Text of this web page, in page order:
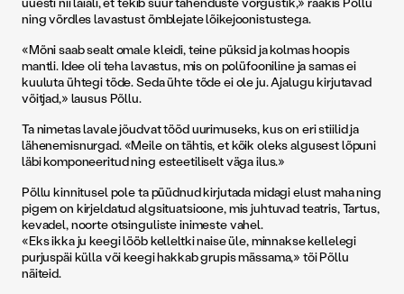
ning võrdles lavastust õmblejate lõikejoonistustega.
«Mõni saab sealt omale kleidi, teine püksid ja kolmas hoopis
mantli. Idee oli teha lavastus, mis on polüfooniline ja samas ei
kuuluta ühtegi tõde. Seda ühte tõde ei ole ju. Ajalugu kirjutavad
võitjad,» lausus Põllu.
Ta nimetas lavale jõudvat tööd uurimuseks, kus on eri stiilid ja
lähenemisnurgad. «Meile on tähtis, et kõik oleks algusest lõpuni
läbi komponeeritud ning esteetiliselt väga ilus.»
Põllu kinnitusel pole ta püüdnud kirjutada midagi elust maha ning
pigem on kirjeldatud algsituatsioone, mis juhtuvad teatris, Tartus,
kevadel, noorte otsinguliste inimeste vahel.
«Eks ikka ju keegi lööb kelleltki naise üle, minnakse kellelegi
purjuspäi külla või keegi hakkab grupis mässama,» tõi Põllu
näiteid.